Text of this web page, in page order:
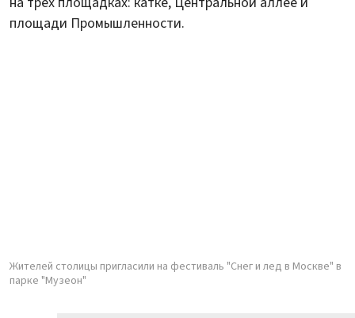
площади Промышленности.
Жителей столицы пригласили на фестиваль "Снег и лед в Москве" в
парке "Музеон"